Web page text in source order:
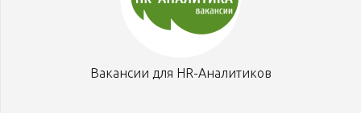
Вакансии для HR-Аналитиков